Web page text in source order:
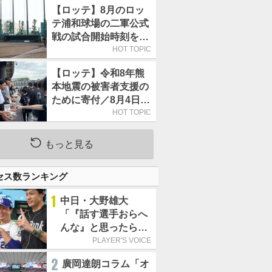
【ロッテ】8月のロッ
テ浦和球場の二軍公式
戦の試合開始時刻を午
前10時30分に変更HOT TOPIC
【ロッテ】令和8年熊
本地震の被害者支援の
ために寄付／8月4日に
は選手たちが募金箱を
HOT TOPIC
もっと見る
ス数ランキング
1 中日・大野雄大
「『話す選手おらへ
んな』と思ったら坂
本勇人が来た！」／
PLAYER'S VOICE
2 廣岡達朗コラム「オ